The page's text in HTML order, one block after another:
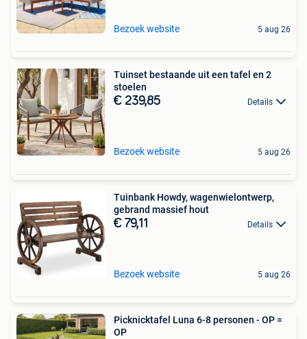
Bezoek website 5 aug 26
Tuinset bestaande uit een tafel en 2
stoelen
€ 239,85 Details
Bezoek website 5 aug 26
Tuinbank Howdy, wagenwielontwerp,
gebrand massief hout
€ 79,11 Details
Bezoek website 5 aug 26
Picknicktafel Luna 6-8 personen - OP =
OP